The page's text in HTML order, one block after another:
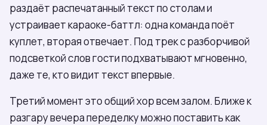
раздаёт распечатанный текст по столам и
устраивает караоке-баттл: одна команда поёт
куплет, вторая отвечает. Под трек с разборчивой
подсветкой слов гости подхватывают мгновенно,
даже те, кто видит текст впервые.
Третий момент это общий хор всем залом. Ближе к
разгару вечера переделку можно поставить как